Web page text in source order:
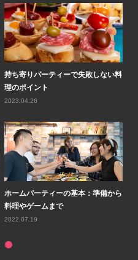
持ち寄りパーティーで失敗しない料
理のポイント
2023.04.26
ホームパーティーの基本：準備から
料理やゲームまで
2022.07.19